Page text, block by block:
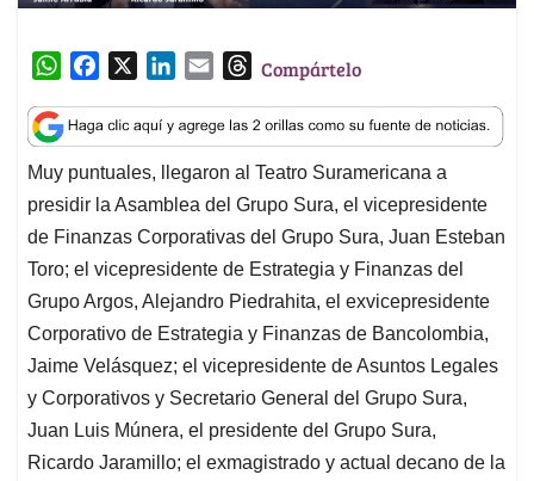
W
a
t
s
A
p
p
c
e
b
o
o
k
n
k
e
d
I
n
a
i
l
T
r
e
a
d
s
Compártelo
Muy puntuales, llegaron al Teatro Suramericana a
presidir la Asamblea del Grupo Sura, el vicepresidente
de Finanzas Corporativas del Grupo Sura, Juan Esteban
Toro; el vicepresidente de Estrategia y Finanzas del
Grupo Argos, Alejandro Piedrahita, el exvicepresidente
Corporativo de Estrategia y Finanzas de Bancolombia,
Jaime Velásquez; el vicepresidente de Asuntos Legales
y Corporativos y Secretario General del Grupo Sura,
Juan Luis Múnera, el presidente del Grupo Sura,
Ricardo Jaramillo; el exmagistrado y actual decano de la